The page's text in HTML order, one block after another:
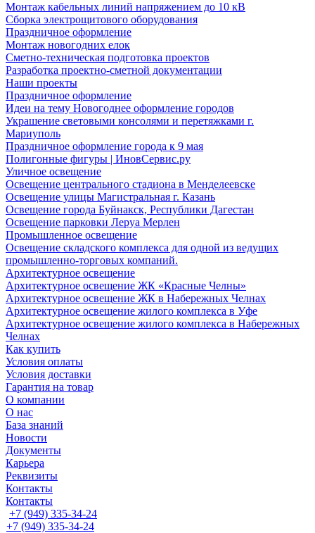
Монтаж кабельных линий напряжением до 10 кВ
Сборка электрощитового оборудования
Праздничное оформление
Монтаж новогодних елок
Сметно-техническая подготовка проектов
Разработка проектно-сметной документации
Наши проекты
Праздничное оформление
Идеи на тему Новогоднее оформление городов
Украшение световыми консолями и перетяжками г.
Мариуполь
Праздничное оформление города к 9 мая
Полигонные фигуры | ИновСервис.ру
Уличное освещение
Освещение центрального стадиона в Менделеевске
Освещение улицы Магистральная г. Казань
Освещение города Буйнакск, Республики Дагестан
Освещение парковки Леруа Мерлен
Промышленное освещение
Освещение складского комплекса для одной из ведущих
промышленно-торговых компаний.
Архитектурное освещение
Архитектурное освещение ЖК «Красные Челны»
Архитектурное освещение ЖК в Набережных Челнах
Архитектурное освещение жилого комплекса в Уфе
Архитектурное освещение жилого комплекса в Набережных
Челнах
Как купить
Условия оплаты
Условия доставки
Гарантия на товар
О компании
О нас
База знаний
Новости
Документы
Карьера
Реквизиты
Контакты
Контакты
+7 (949) 335-34-24
+7 (949) 335-34-24